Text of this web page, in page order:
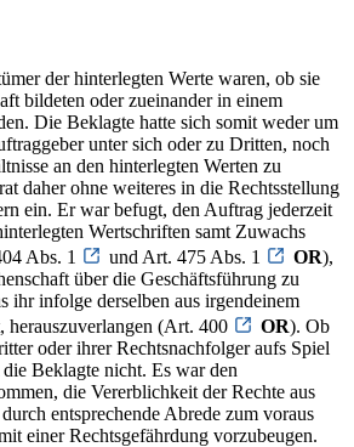
der hinterlegten Werte waren, ob sie
bildeten oder zueinander in einem
Die Beklagte hatte sich somit weder um
unter sich oder zu Dritten, noch
an den hinterlegten Werten zu
daher ohne weiteres in die Rechtsstellung
ein. Er war befugt, den Auftrag jederzeit
Wertschriften samt Zuwachs
Abs. 1
und Art. 475 Abs. 1 OR),
über die Geschäftsführung zu
ihr infolge derselben aus irgendeinem
herauszuverlangen (Art. 400
OR). Ob
oder ihrer Rechtsnachfolger aufs Spiel
Beklagte nicht. Es war den
die Vererblichkeit der Rechte aus
entsprechende Abrede zum voraus
einer Rechtsgefährdung vorzubeugen.